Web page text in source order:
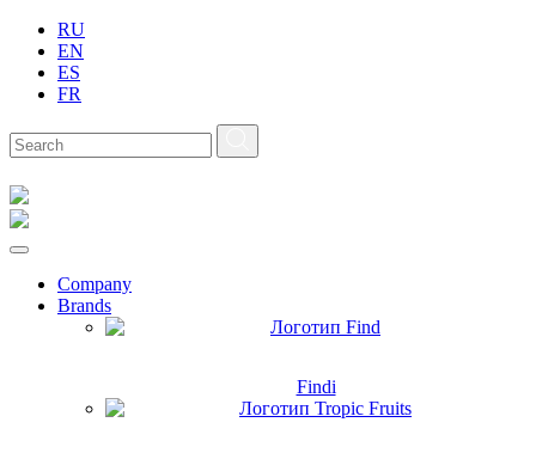
RU
EN
ES
FR
Company
Brands
Findi